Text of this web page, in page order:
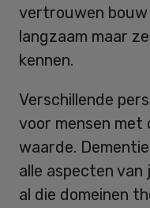
vertrouwen bouw
langzaam maar
kennen.
Verschillende
voor mensen met
waarde.
alle aspecten van
al die domeinen